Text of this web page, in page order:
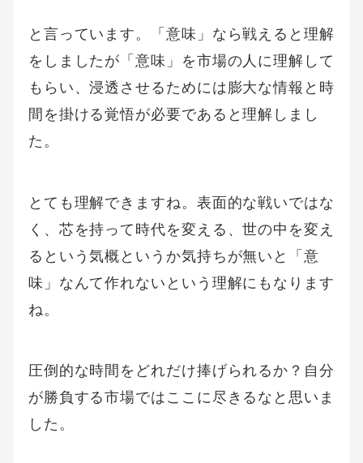
と言っています。「意味」なら戦えると理解
をしましたが「意味」を市場の人に理解して
もらい、浸透させるためには膨大な情報と時
間を掛ける覚悟が必要であると理解しまし
た。
とても理解できますね。表面的な戦いではな
く、芯を持って時代を変える、世の中を変え
るという気概というか気持ちが無いと「意
味」なんて作れないという理解にもなります
ね。
圧倒的な時間をどれだけ捧げられるか？自分
が勝負する市場ではここに尽きるなと思いま
した。